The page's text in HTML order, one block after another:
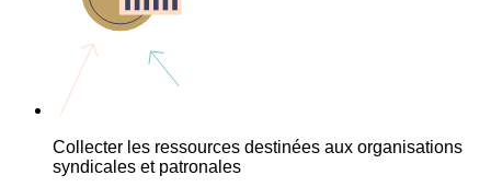
Collecter les ressources destinées aux organisations
syndicales et patronales